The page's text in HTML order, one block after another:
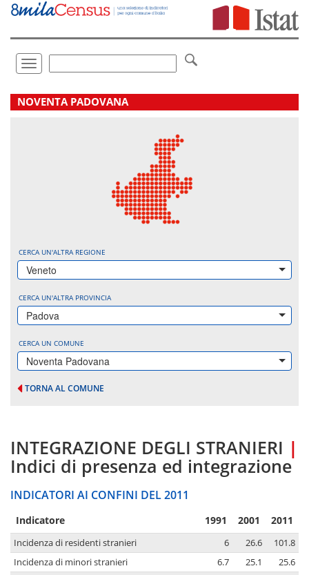
Vai
direttamente
Toggle
navigation
.
NOVENTA PADOVANA
CERCA UN'ALTRA REGIONE
Veneto
CERCA UN'ALTRA PROVINCIA
Padova
CERCA UN COMUNE
Noventa Padovana
TORNA AL COMUNE
INTEGRAZIONE DEGLI STRANIERI |
Indici di presenza ed integrazione
INDICATORI AI CONFINI DEL 2011
Indicatore 1991 2001 2011
Incidenza di residenti stranieri 6 26.6
101.8
Incidenza di minori stranieri
6.7 25.1
25.6